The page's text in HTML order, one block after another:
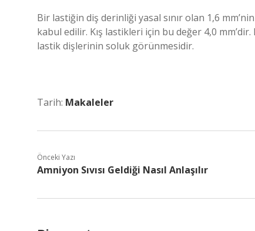
Bir lastiğin diş derinliği yasal sınır olan 1,6
kabul edilir. Kış lastikleri için bu değer 4,0
lastik dişlerinin soluk görünmesidir.
Tarih: Makaleler
Önceki Yazı
Amniyon Sıvısı Geldiği Nasıl Anlaşılır